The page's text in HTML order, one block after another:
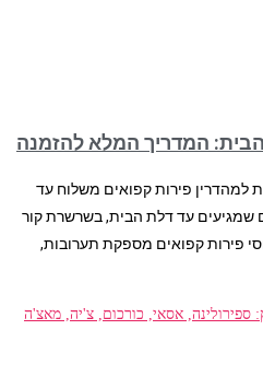
המדריך המלא להזמנה
למהדרין פירות קפואים משלוח עד
שמגיעים עד דלת הבית, בשרשרת קור
פירות קפואים מספקת תערובות,